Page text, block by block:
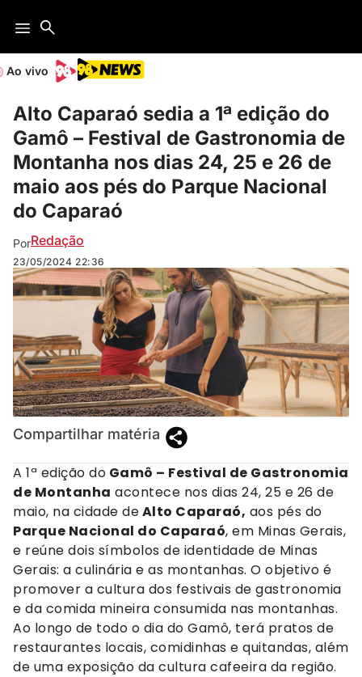
Ao vivo
Alto Caparaó sedia a 1ª edição do
Gamô – Festival de Gastronomia de
Montanha nos dias 24, 25 e 26 de
maio aos pés do Parque Nacional
do Caparaó
PorRedação
23/05/2024 22:36
Divulgação
Compartilhar matéria
A 1ª edição do Gamô – Festival de Gastronomia
de Montanha acontece nos dias 24, 25 e 26 de
maio, na cidade deAlto Caparaó, aos pés do
Parque Nacional do Caparaó, em Minas Gerais,
e reúne dois símbolos de identidade de Minas
Gerais: a culinária e as montanhas. O objetivo é
promover a cultura dos festivais de gastronomia
e da comida mineira consumida nas montanhas.
Ao longo de todo o dia do Gamô, terá pratos de
restaurantes locais, comidinhas e quitandas, além
de uma exposição da cultura cafeeira da região.